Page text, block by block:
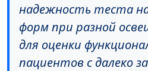
надежность теста
форм при разной
для оценки
пациентов с далеко